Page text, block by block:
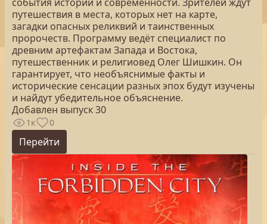
путешествия в места, которых нет на карте,
загадки опасных реликвий и таинственных
пророчеств. Программу ведёт специалист по
древним артефактам Запада и Востока,
путешественник и религиовед Олег Шишкин. Он
гарантирует, что необъяснимые факты и
исторические сенсации разных эпох будут изучены
и найдут убедительное объяснение.
Добавлен выпуск 30
1к 0
Перейти